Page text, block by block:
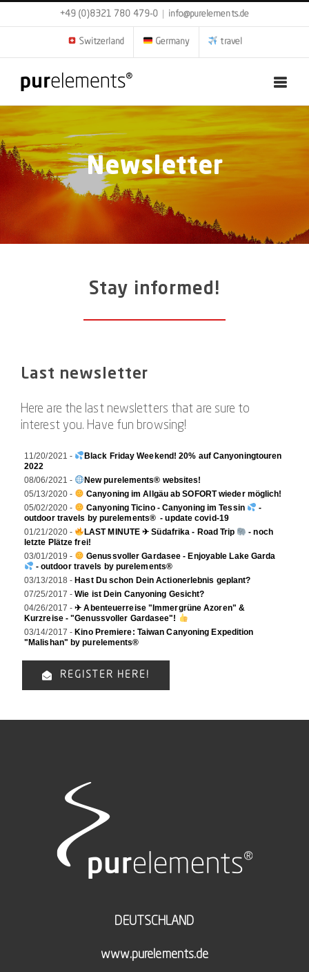
to
+49 (0)8321 780 479-0 info@purelements.de
Switzerland Germany travel
Newsletter
Stay informed!
Last newsletter
Here are the last newsletters that are sure to
interest you. Have fun browsing!
11/20/2021 -
Black Friday Weekend! 20% auf Canyoningtouren
2022
08/06/2021 -
New purelements® websites!
05/13/2020 -
Canyoning im Allgäu ab SOFORT wieder möglich!
05/02/2020 -
Canyoning Ticino - Canyoning im Tessin
-
outdoor travels by purelements® - update covid-19
01/21/2020 -
LAST MINUTE ✈ Südafrika - Road Trip
- noch
letzte Plätze frei!
03/01/2019 -
Genussvoller Gardasee - Enjoyable Lake Garda
- outdoor travels by purelements®
03/13/2018 -Hast Du schon Dein Actionerlebnis geplant?
07/25/2017 -Wie ist Dein Canyoning Gesicht?
04/26/2017 -✈ Abenteuerreise "Immergrüne Azoren" &
Kurzreise - "Genussvoller Gardasee"!
03/14/2017 -Kino Premiere: Taiwan Canyoning Expedition
"Malishan" by purelements®
REGISTER HERE!
DEUTSCHLAND
www.purelements.de